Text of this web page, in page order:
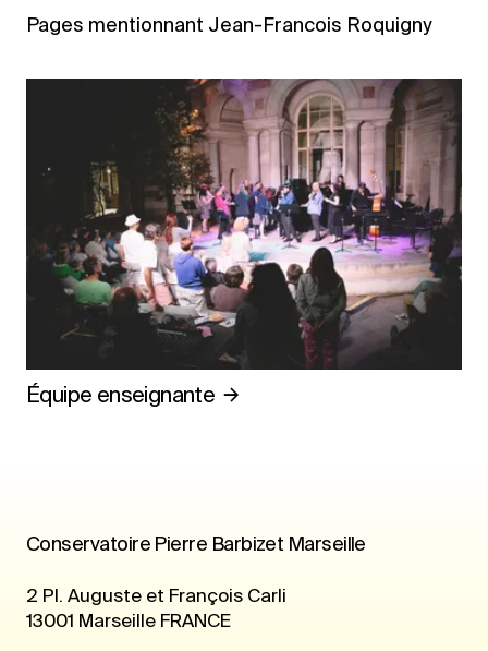
Pages mentionnant Jean-Francois Roquigny
Équipe enseignante
Conservatoire Pierre Barbizet Marseille
2 Pl. Auguste et François Carli
13001 Marseille FRANCE